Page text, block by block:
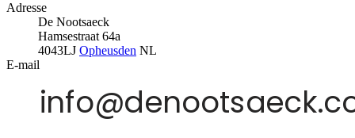
Adresse
De Nootsaeck
Hamsestraat 64a
4043LJ Opheusden NL
E-mail